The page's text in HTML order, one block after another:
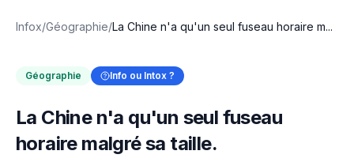
Infox/Géographie/La Chine n'a qu'un seul fuseau horaire m...
Géographie Info ou Intox ?
La Chine n'a qu'un seul fuseau
horaire malgré sa taille.